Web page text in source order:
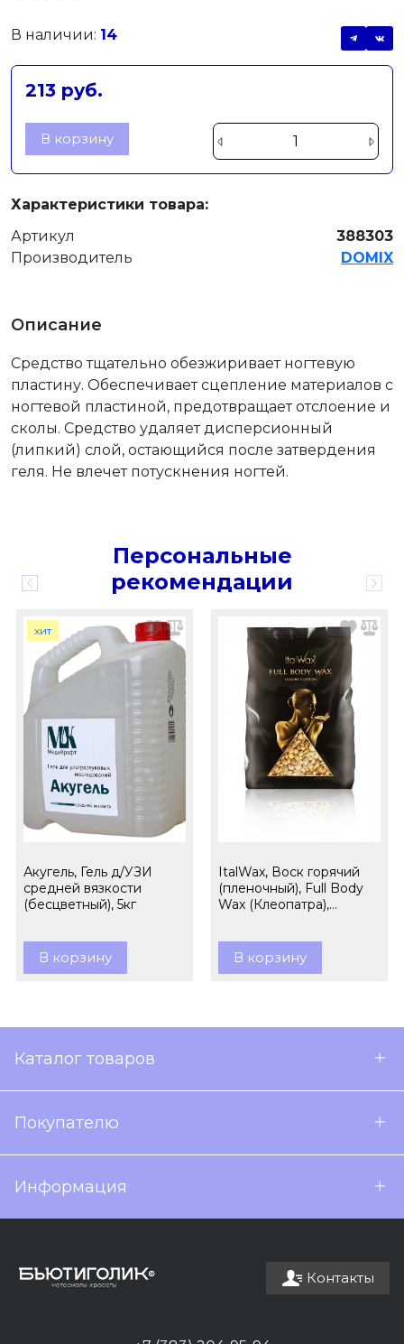
В наличии: 14
213 руб.
В корзину
Характеристики товара:
Артикул
388303
Производитель
DOMIX
Описание
Средство тщательно обезжиривает ногтевую
пластину. Обеспечивает сцепление материалов с
ногтевой пластиной, предотвращает отслоение и
сколы. Средство удаляет дисперсионный
(липкий) слой, остающийся после затвердения
геля. Не влечет потускнения ногтей.
Персональные
рекомендации
хит
Акугель, Гель д/УЗИ
средней вязкости
(бесцветный), 5кг
В корзину
ItalWax, Воск горячий
(пленочный), Full Body
Wax (Клеопатра),
В корзину
Каталог товаров
Покупателю
Информация
Контакты